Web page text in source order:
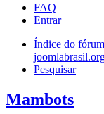
FAQ
Entrar
Índice do fórum
Pesquisar
Mambots